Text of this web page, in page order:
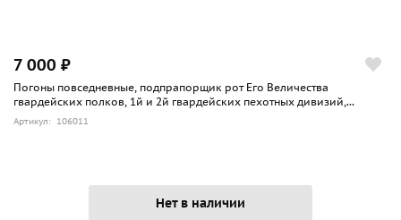
7 000 ₽
Погоны повседневные, подпрапорщик рот Его Величества
гвардейских полков, 1й и 2й гвардейских пехотных дивизий,...
Артикул: 106011
Нет в наличии